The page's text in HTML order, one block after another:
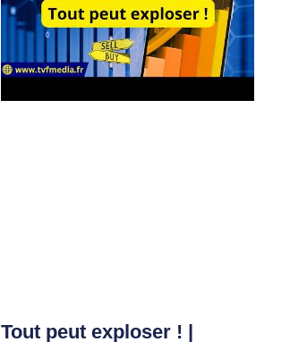
Tout peut exploser ! |